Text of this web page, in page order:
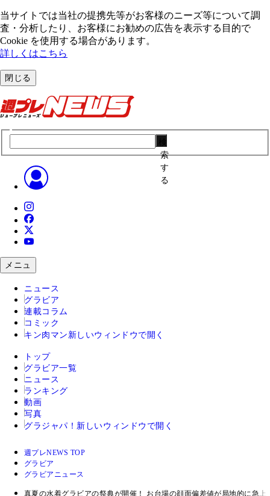
当サイトでは当社の提携先等がお客様のニーズ等について調
査・分析したり、お客様にお勧めの広告を表⽰する⽬的で
Cookie を使⽤する場合があります。
詳しくはこちら
閉じる
索
す
る
メニュ
ニュース
グラビア
連載コラム
コミック
キン肉マン 新しいウィンドウで開く
トップ
グラビア一覧
ニュース
ランキング
動画
写真
グラジャパ！ 新しいウィンドウで開く
週プレNEWS TOP
グラビア
グラビアニュース
真夏の水着グラビアの祭典が開催！ お台場の顔面偏差値が局地的に急